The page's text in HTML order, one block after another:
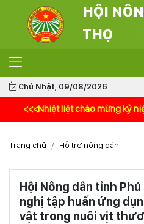
HỘI
THỌ
Chủ Nhật, 09/08/2026
liệt chào mừng kỷ niệm 300
Trang chủ Hỗ trợ nông dân
Hội Nông dân tỉnh
nghị tập huấn ứng
vật trong nuôi vịt